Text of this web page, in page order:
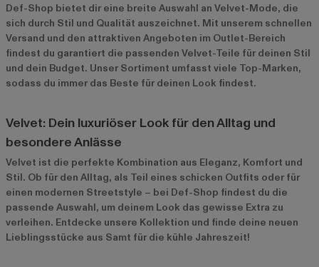
Def-Shop bietet dir eine breite Auswahl an Velvet-Mode, die
sich durch Stil und Qualität auszeichnet. Mit unserem schnellen
Versand und den attraktiven Angeboten im Outlet-Bereich
findest du garantiert die passenden Velvet-Teile für deinen Stil
und dein Budget. Unser Sortiment umfasst viele Top-Marken,
sodass du immer das Beste für deinen Look findest.
Velvet: Dein luxuriöser Look für den Alltag und
besondere Anlässe
Velvet ist die perfekte Kombination aus Eleganz, Komfort und
Stil. Ob für den Alltag, als Teil eines schicken Outfits oder für
einen modernen Streetstyle – bei Def-Shop findest du die
passende Auswahl, um deinem Look das gewisse Extra zu
verleihen. Entdecke unsere Kollektion und finde deine neuen
Lieblingsstücke aus Samt für die kühle Jahreszeit!